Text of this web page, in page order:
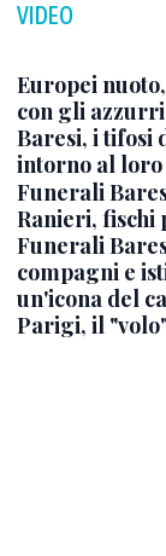
VIDEO
Europei
con gli
Baresi, i tifosi
intorno al loro
Funerali
Ranieri, fischi
Funerali
compagni e
un'icona del
Parigi, il